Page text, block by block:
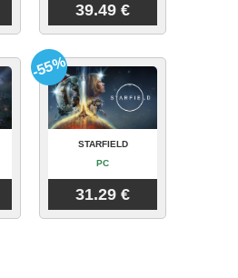
39.49 €
STARFIELD
PC
31.29 €
-55%